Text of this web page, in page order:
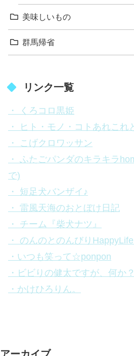
美味しいもの
群馬帰省
リンク一覧
・ くろコロ黒姫
・ ヒト・モノ・コトあれこ
・ こげクロワッサン
・ ふたごパンダのキラキラ
で)
・ 短足犬バンザイ♪
・ 雷風天海のおとぼけ日記
・ チーム『柴犬ナツ』
・ のんのとのんびり
・いつも笑って☆ponpon
・ビビりの健太ですが、何か？
・かけひろりん。